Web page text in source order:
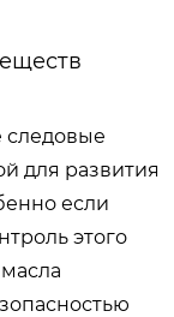
следовые
для развития
если
этого